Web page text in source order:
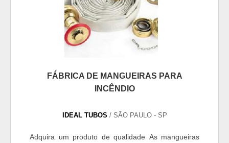
FÁBRICA DE MANGUEIRAS PARA
INCÊNDIO
IDEAL TUBOS / SÃO PAULO - SP
Adquira um produto de qualidade As mangueiras